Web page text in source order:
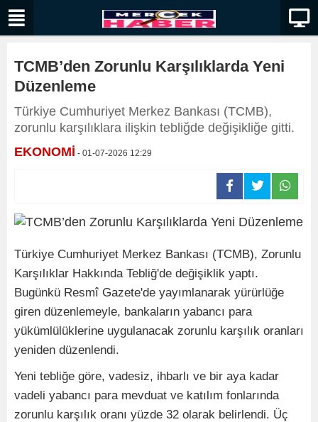
TCMB’den Zorunlu Karşılıklarda Yeni
Düzenleme
Türkiye Cumhuriyet Merkez Bankası (TCMB),
zorunlu karşılıklara ilişkin tebliğde değişikliğe gitti.
EKONOMİ - 01-07-2026 12:29
Türkiye Cumhuriyet Merkez Bankası (TCMB), Zorunlu
Karşılıklar Hakkında Tebliğ'de değişiklik yaptı.
Bugünkü Resmî Gazete'de yayımlanarak yürürlüğe
giren düzenlemeyle, bankaların yabancı para
yükümlülüklerine uygulanacak zorunlu karşılık oranları
yeniden düzenlendi.
Yeni tebliğe göre, vadesiz, ihbarlı ve bir aya kadar
vadeli yabancı para mevduat ve katılım fonlarında
zorunlu karşılık oranı yüzde 32 olarak belirlendi. Üç